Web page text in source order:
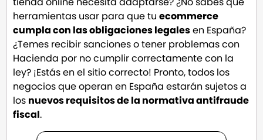
herramientas usar para que tuecommerce
cumpla con las obligaciones legalesen España?
¿Temes recibir sanciones o tener problemas con
Hacienda por no cumplir correctamente con la
ley? ¡Estás en el sitio correcto! Pronto, todos los
negocios que operan en España estarán sujetos a
los nuevos requisitos de la normativa antifraude
fiscal.